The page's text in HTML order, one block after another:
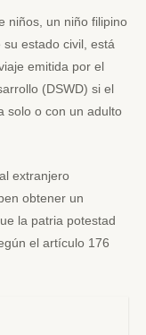
niños, un niño filipino
estado civil, está
emitida por el
(DSWD) si el
solo o con un adulto
extranjero
obtener un
la patria potestad
el artículo 176